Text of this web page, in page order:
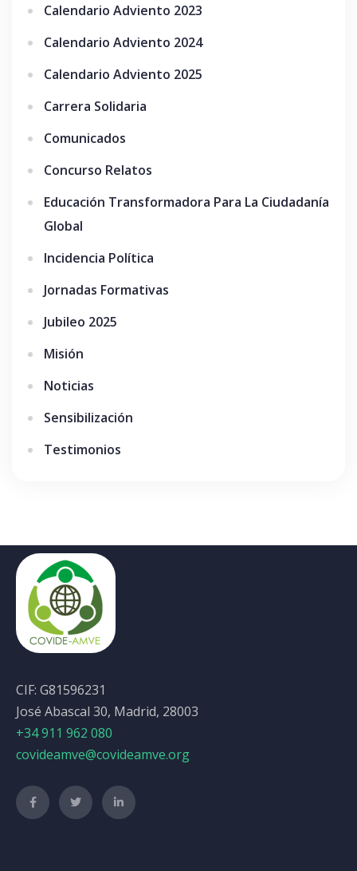
Calendario Adviento 2023
Calendario Adviento 2024
Calendario Adviento 2025
Carrera Solidaria
Comunicados
Concurso Relatos
Educación Transformadora Para La Ciudadanía
Global
Incidencia Política
Jornadas Formativas
Jubileo 2025
Misión
Noticias
Sensibilización
Testimonios
CIF: G81596231
José Abascal 30, Madrid, 28003
+34 911 962 080
covideamve@covideamve.org